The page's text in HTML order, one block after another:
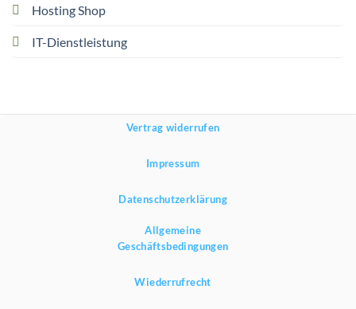
Hosting Shop
IT-Dienstleistung
Vertrag widerrufen
Impressum
Datenschutzerklärung
Allgemeine
Geschäftsbedingungen
Wiederrufrecht